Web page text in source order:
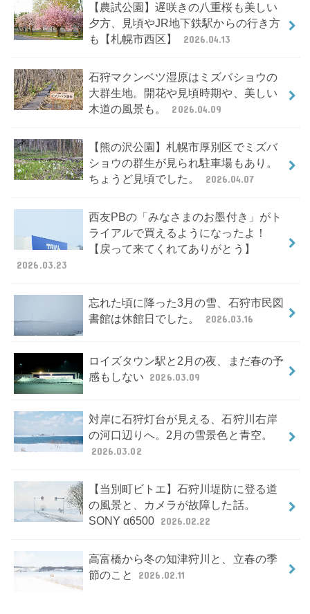
【農試公園】遅咲きの八重桜も美しい
夕方、見頃やJR地下鉄駅からの行き方
も【札幌市西区】
2026.04.13
石狩マクンベツ湿原はミズバショウの
大群生地。開花や見頃時期や、美しい
木道の風景も。
2026.04.09
【熊の沢公園】札幌市厚別区でミズバ
ショウの群生が見られ駐車場もあり。
ちょうど見頃でした。
2026.04.07
西友PBの「みなさまのお墨付き」がト
ライアルで買えるようになったよ！
【戻って来てくれてありがとう】
2026.03.23
忘れた頃に降った3月の雪、石狩市民図
書館は休館日でした。
2026.03.16
ロイズタウン駅と2月の夜、まだ春の予
感もしない 2026.03.09
対岸に石狩灯台が見える、石狩川右岸
の河口辺りへ。2月の雪景色と青空。
2026.03.02
【当別町ビトエ】石狩川堤防に登る道
の風景と、カメラが故障した話。
SONY α6500 2026.02.22
高富橋から冬の知津狩川と、立春の季
節のこと
2026.02.11